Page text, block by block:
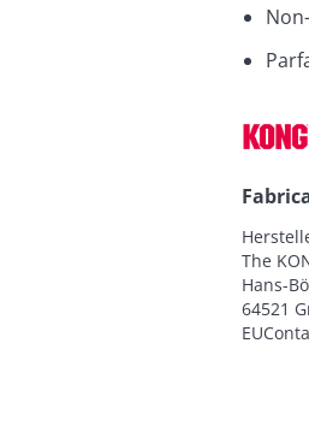
The
Hans-
64521